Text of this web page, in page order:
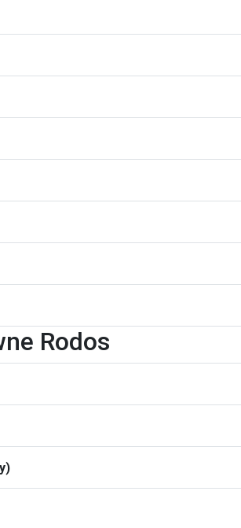
Rodos